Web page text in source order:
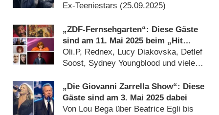
Ex-Teeniestars (25.09.2025)
„ZDF-Fernsehgarten“: Diese Gäste
sind am 11. Mai 2025 beim „Hit
Marathon“ dabei
Oli.P, Rednex, Lucy Diakovska, Detlef
Soost, Sydney Youngblood und viele
„Die Giovanni Zarrella Show“: Diese
Gäste sind am 3. Mai 2025 dabei
Von Lou Bega über Beatrice Egli bis